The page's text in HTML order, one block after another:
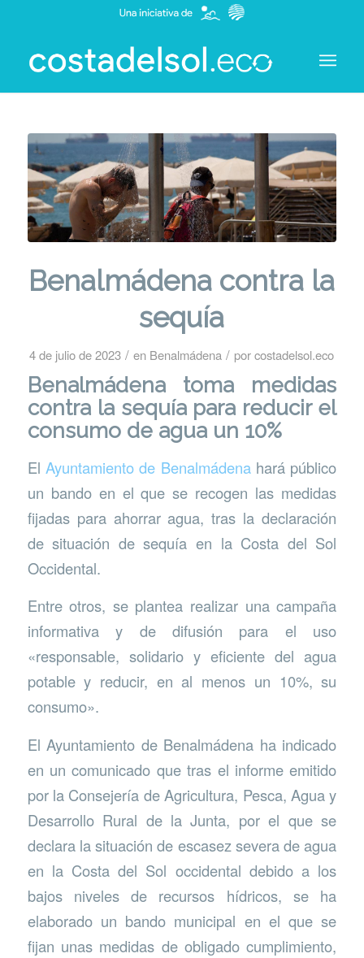
Benalmádena contra la
sequía
4 de julio de 2023 / en Benalmádena / porcostadelsol.eco
Benalmádena toma medidas
contra la sequía para reducir el
consumo de agua un 10%
El Ayuntamiento de Benalmádenahará público
un bando en el que se recogen las medidas
fijadas para ahorrar agua, tras la declaración
de situación de sequía en la Costa del Sol
Occidental.
Entre otros, se plantea realizar una campaña
informativa y de difusión para el uso
«responsable, solidario y eficiente del agua
potable y reducir, en al menos un 10%, su
consumo».
El Ayuntamiento de Benalmádena ha indicado
en un comunicado que tras el informe emitido
por la Consejería de Agricultura, Pesca, Agua y
Desarrollo Rural de la Junta, por el que se
declara la situación de escasez severa de agua
en la Costa del Sol occidental debido a los
bajos niveles de recursos hídricos, se ha
elaborado un bando municipal en el que se
fijan unas medidas de obligado cumplimiento,